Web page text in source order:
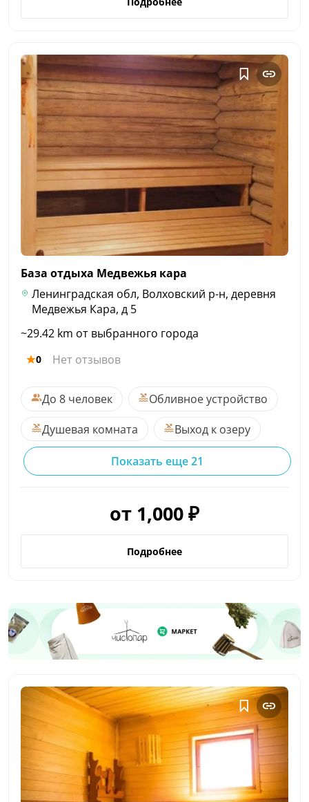
База отдыха Медвежья кара
Ленинградская обл, Волховский р-н, деревня
Медвежья Кара, д 5
~29.42 km от выбранного города
0 Нет отзывов
До 8 человек
Обливное устройство
Душевая комната
Выход к озеру
Показать еще 21
от 1,000 ₽
Подробнее